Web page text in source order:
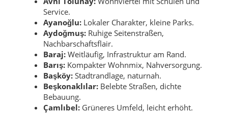
Service.
Ayanoğlu: Lokaler Charakter, kleine Parks.
Aydoğmuş: Ruhige Seitenstraßen,
Nachbarschaftsflair.
Baraj: Weitläufig, Infrastruktur am Rand.
Barış: Kompakter Wohnmix, Nahversorgung.
Başköy: Stadtrandlage, naturnah.
Beşkonaklılar: Belebte Straßen, dichte
Bebauung.
Çamlıbel: Grüneres Umfeld, leicht erhöht.